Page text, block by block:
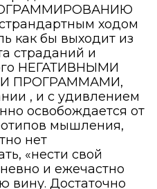
ходом
как бы выходит из
страданий и
НЕГАТИВНЫМИ
ПРОГРАММАМИ,
, и с удивлением
освобождается от
мышления,
нет
«нести свой
и ежечастно
вину. Достаточно